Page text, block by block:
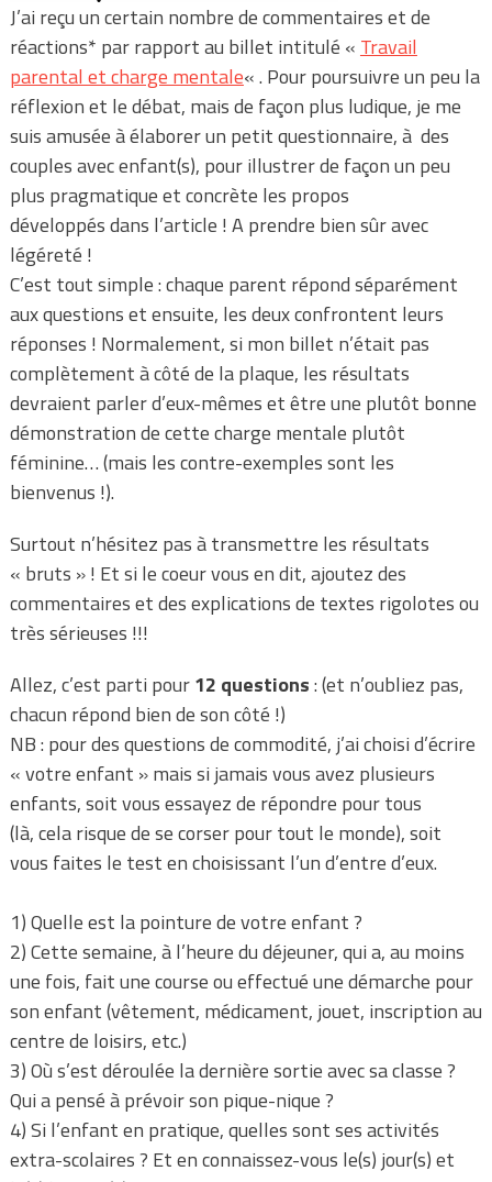
J’ai reçu un certain nombre de commentaires et de
réactions* par rapport au billet intitulé « Travail
parental et charge mentale« . Pour poursuivre un peu la
réflexion et le débat, mais de façon plus ludique, je me
suis amusée à élaborer un petit questionnaire, à des
couples avec enfant(s), pour illustrer de façon un peu
plus pragmatique et concrète les propos
développés dans l’article ! A prendre bien sûr avec
légéreté !
C’est tout simple : chaque parent répond séparément
aux questions et ensuite, les deux confrontent leurs
réponses ! Normalement, si mon billet n’était pas
complètement à côté de la plaque, les résultats
devraient parler d’eux-mêmes et être une plutôt bonne
démonstration de cette charge mentale plutôt
féminine… (mais les contre-exemples sont les
bienvenus !).
Surtout n’hésitez pas à transmettre les résultats
« bruts » ! Et si le coeur vous en dit, ajoutez des
commentaires et des explications de textes rigolotes ou
très sérieuses !!!
Allez, c’est parti pour12 questions: (et n’oubliez pas,
chacun répond bien de son côté !)
NB : pour des questions de commodité, j’ai choisi d’écrire
« votre enfant » mais si jamais vous avez plusieurs
enfants, soit vous essayez de répondre pour tous
(là, cela risque de se corser pour tout le monde), soit
vous faites le test en choisissant l’un d’entre d’eux.
1) Quelle est la pointure de votre enfant ?
2) Cette semaine, à l’heure du déjeuner, qui a, au moins
une fois, fait une course ou effectué une démarche pour
son enfant (vêtement, médicament, jouet, inscription au
centre de loisirs, etc.)
3) Où s’est déroulée la dernière sortie avec sa classe ?
Qui a pensé à prévoir son pique-nique ?
4) Si l’enfant en pratique, quelles sont ses activités
extra-scolaires ? Et en connaissez-vous le(s) jour(s) et